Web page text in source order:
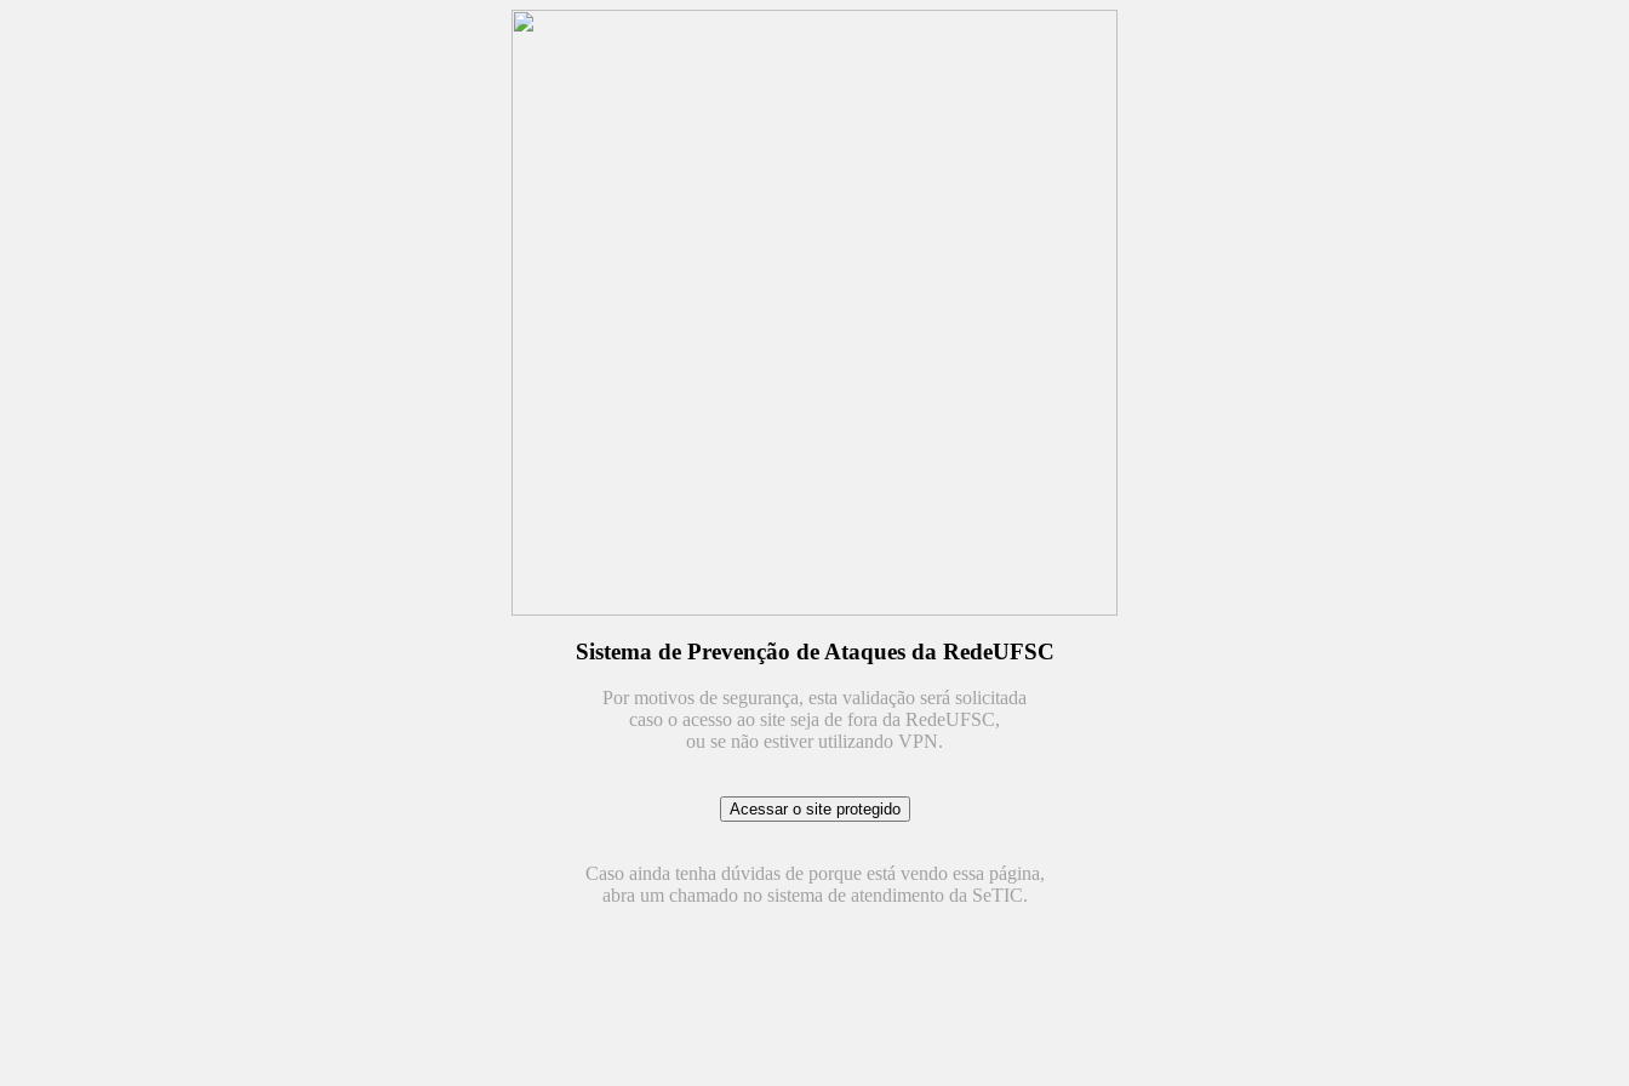
Sistema de Prevenção de Ataques da RedeUFSC
Por motivos de segurança, esta validação será solicitada
caso o acesso ao site seja de fora da RedeUFSC,
ou se não estiver utilizando VPN.
Caso ainda tenha dúvidas de porque está vendo essa página,
abra um chamado no sistema de atendimento da SeTIC.